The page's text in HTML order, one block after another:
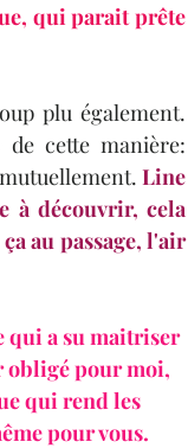
qui parait prête
plu également.
cette manière:
Line
à découvrir, cela
au passage, l'air
qui a su maitriser
obligé pour moi,
qui rend les
pour vous.